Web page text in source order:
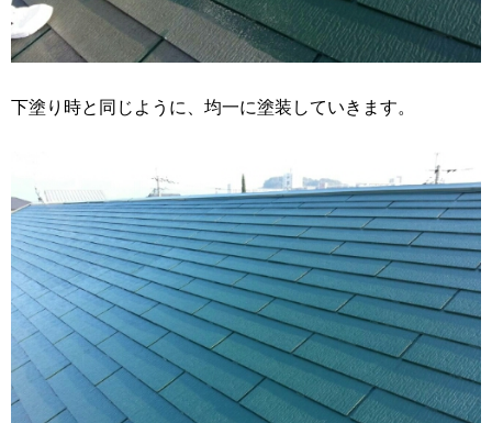
下塗り時と同じように、均一に塗装していきます。